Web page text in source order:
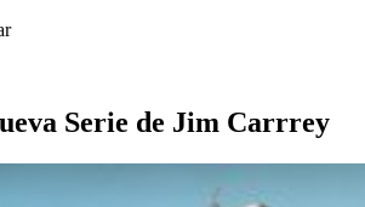
Serie de Jim Carrrey